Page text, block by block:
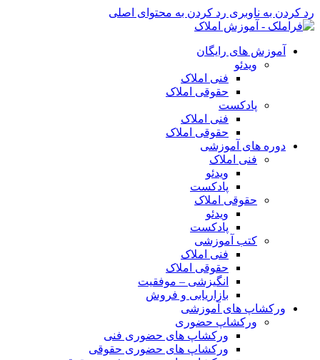
رد کردن به ناوبری رد کردن به محتوای اصلی
آموزش های رایگان
ویدئو
فنی املاک
حقوقی املاک
پادکست
فنی املاک
حقوقی املاک
دوره های آموزشی
فنی املاک
ویدئو
پادکست
حقوقی املاک
ویدئو
پادکست
کتب آموزشی
فنی املاک
حقوقی املاک
انگیزشی – موفقیت
بازاریابی و فروش
ورکشاپ های آموزشی
ورکشاپ حضوری
ورکشاپ های حضوری فنی
ورکشاپ های حضوری حقوقی